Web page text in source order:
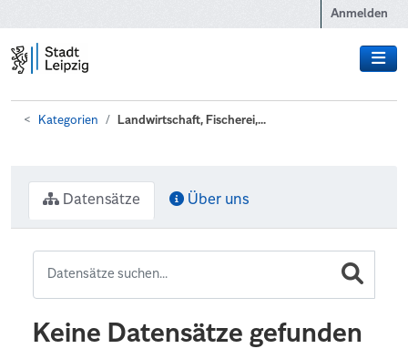
Anmelden
Kategorien Landwirtschaft, Fischerei,...
Datensätze Über uns
Keine Datensätze gefunden